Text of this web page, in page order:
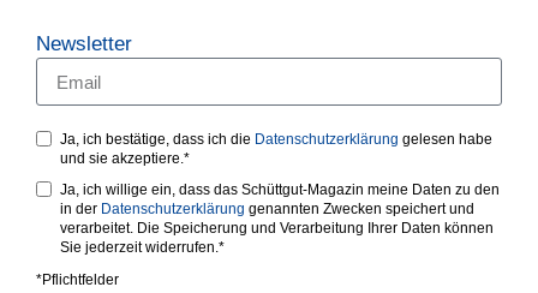
Newsletter
Ja, ich bestätige, dass ich die Datenschutzerklärung gelesen habe
und sie akzeptiere.*
Ja, ich willige ein, dass das Schüttgut-Magazin meine Daten zu den
in der Datenschutzerklärung genannten Zwecken speichert und
verarbeitet. Die Speicherung und Verarbeitung Ihrer Daten können
Sie jederzeit widerrufen.*
*Pflichtfelder